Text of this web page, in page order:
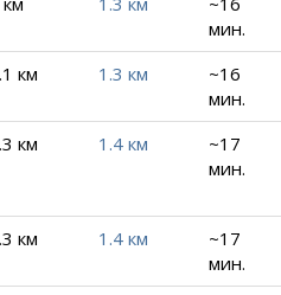
мин.
км 1.3 км
~16
мин.
км 1.4 км
~17
мин.
км 1.4 км
~17
мин.